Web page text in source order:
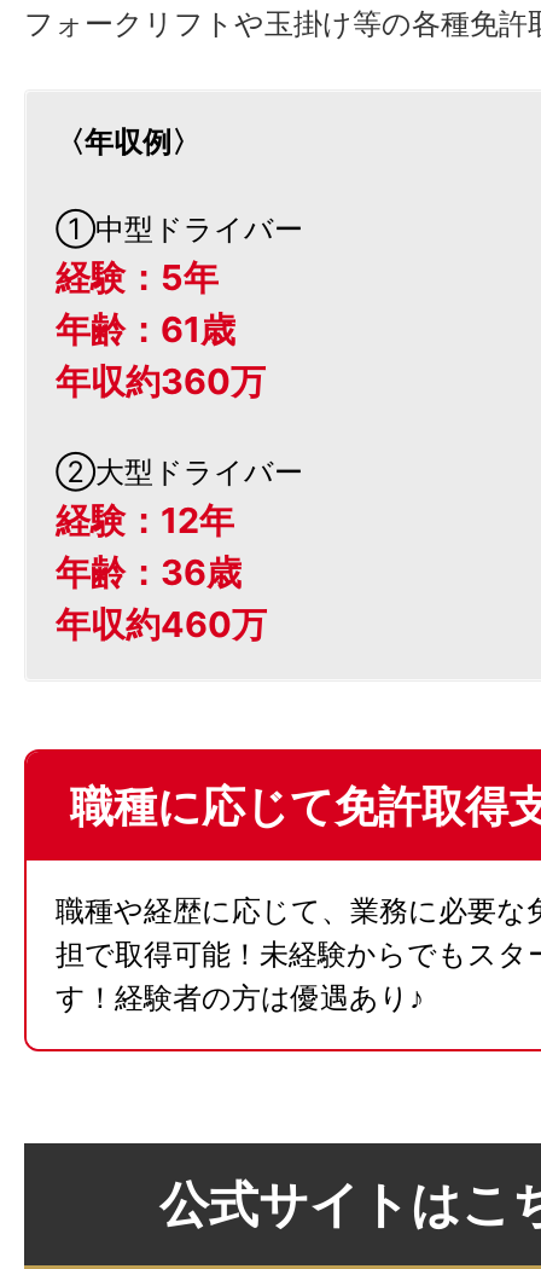
フォークリフトや玉掛け等の各種免許
〈年収例〉
①中型ドライバー
経験：5年
年齢：61歳
年収約360万
②大型ドライバー
経験：12年
年齢：36歳
年収約460万
職種に応じて免許取得
職種や経歴に応じて、業務に必要な
担で取得可能！未経験からでもスタ
す！経験者の方は優遇あり♪
公式サイトはこ